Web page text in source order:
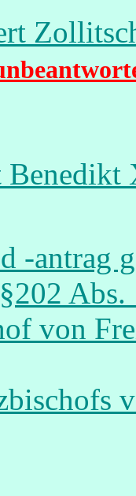
-antrag
von